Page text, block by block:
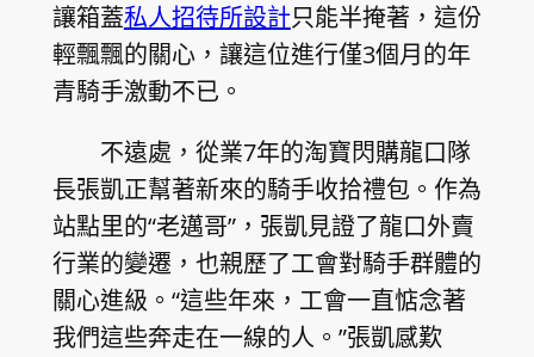
讓箱蓋私人招待所設計只能半掩著，這份
輕飄飄的關心，讓這位進行僅3個月的年
青騎手激動不已。
不遠處，從業7年的淘寶閃購龍口隊
長張凱正幫著新來的騎手收拾禮包。作為
站點里的“老邁哥”，張凱見證了龍口外賣
行業的變遷，也親歷了工會對騎手群體的
關心進級。“這些年來，工會一直惦念著
我們這些奔走在一線的人。”張凱感歎